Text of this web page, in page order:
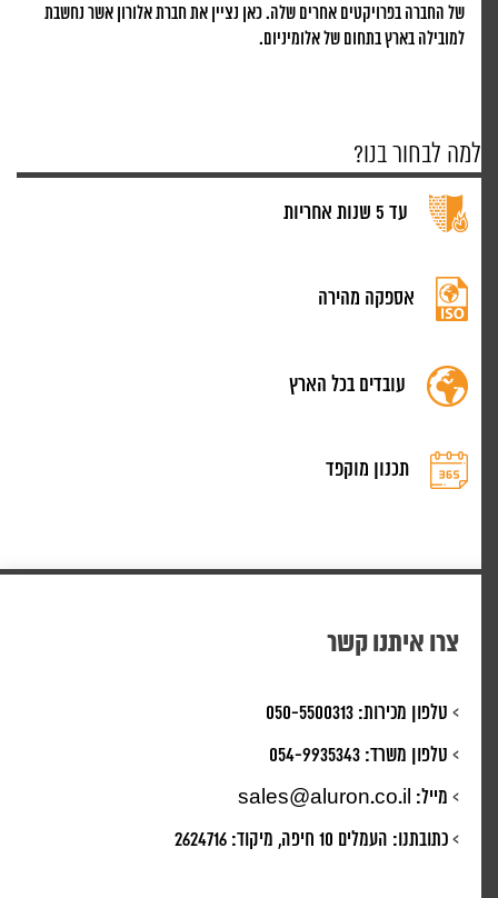
של החברה בפרויקטים אחרים שלה. כאן נציין את חברת אלורון אשר נחשבת
למובילה בארץ בתחום של אלומיניום.
למה לבחור בנו?
עד 5 שנות אחריות
אספקה מהירה
עובדים בכל הארץ
תכנון מוקפד
צרו איתנו קשר
טלפון מכירות:050-5500313
טלפון משרד:054-9935343
מייל: sales@aluron.co.il
כתובתנו:העמלים 10 חיפה, מיקוד: 2624716